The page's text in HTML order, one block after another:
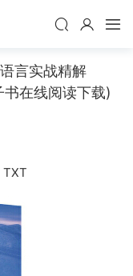
言实战精解
在线阅读下载)
TXT